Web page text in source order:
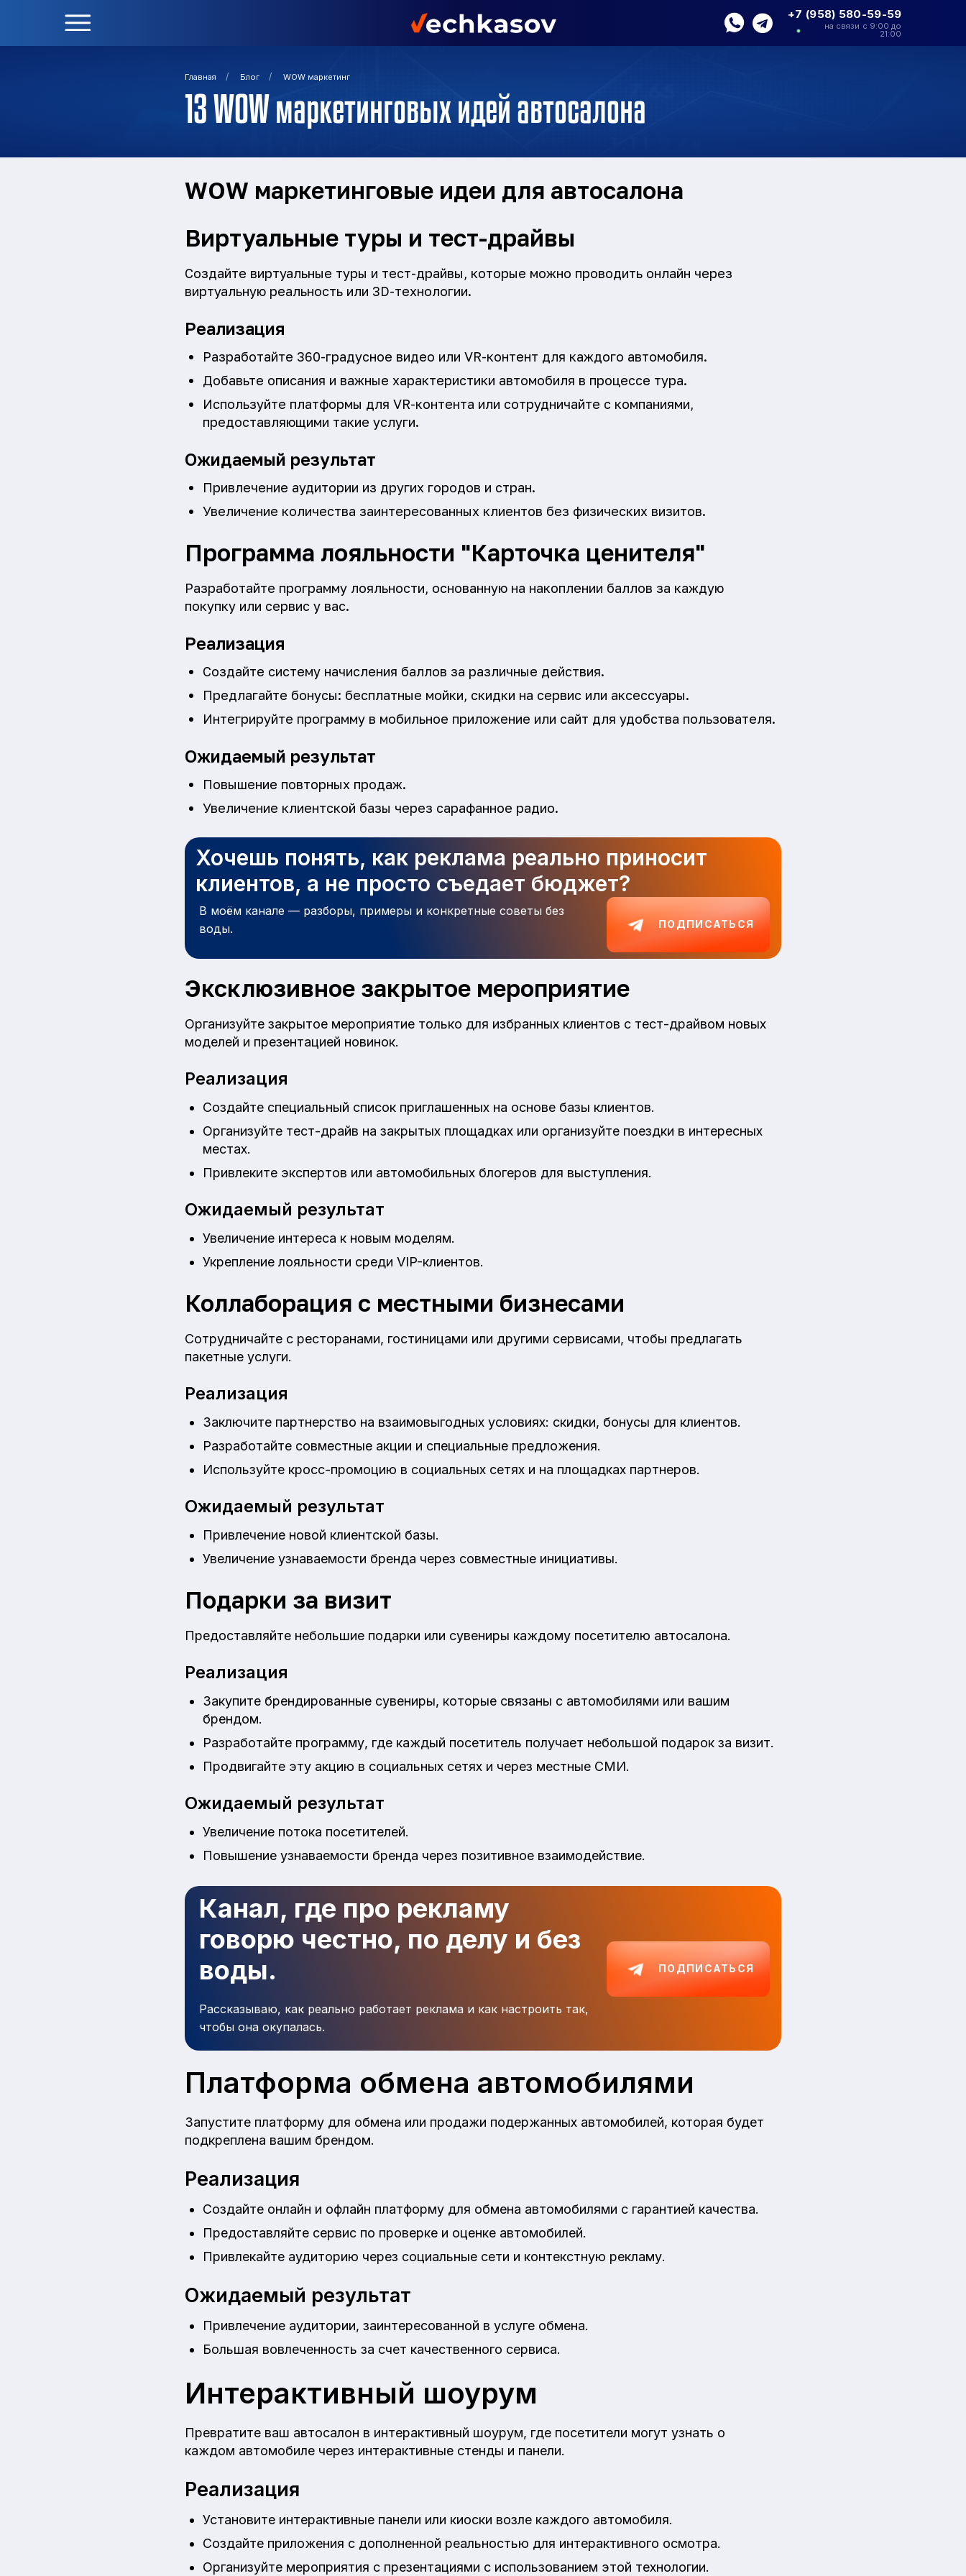
+7 (958) 580-59-59
на связи с 9:00 до
21:00
Главная / Блог / WOW маркетинг
13 WOW маркетинговых идей автосалона
WOW маркетинговые идеи для автосалона
Виртуальные туры и тест-драйвы
Создайте виртуальные туры и тест-драйвы, которые можно проводить онлайн через
виртуальную реальность или 3D-технологии.
Реализация
Разработайте 360-градусное видео или VR-контент для каждого автомобиля.
Добавьте описания и важные характеристики автомобиля в процессе тура.
Используйте платформы для VR-контента или сотрудничайте с компаниями,
предоставляющими такие услуги.
Ожидаемый результат
Привлечение аудитории из других городов и стран.
Увеличение количества заинтересованных клиентов без физических визитов.
Программа лояльности "Карточка ценителя"
Разработайте программу лояльности, основанную на накоплении баллов за каждую
покупку или сервис у вас.
Реализация
Создайте систему начисления баллов за различные действия.
Предлагайте бонусы: бесплатные мойки, скидки на сервис или аксессуары.
Интегрируйте программу в мобильное приложение или сайт для удобства пользователя.
Ожидаемый результат
Повышение повторных продаж.
Увеличение клиентской базы через сарафанное радио.
Хочешь понять, как реклама реально приносит
клиентов, а не просто съедает бюджет?
В моём канале — разборы, примеры и конкретные советы без
воды.
ПОДПИСАТЬСЯ
Эксклюзивное закрытое мероприятие
Организуйте закрытое мероприятие только для избранных клиентов с тест-драйвом новых
моделей и презентацией новинок.
Реализация
Создайте специальный список приглашенных на основе базы клиентов.
Организуйте тест-драйв на закрытых площадках или организуйте поездки в интересных
местах.
Привлеките экспертов или автомобильных блогеров для выступления.
Ожидаемый результат
Увеличение интереса к новым моделям.
Укрепление лояльности среди VIP-клиентов.
Коллаборация с местными бизнесами
Сотрудничайте с ресторанами, гостиницами или другими сервисами, чтобы предлагать
пакетные услуги.
Реализация
Заключите партнерство на взаимовыгодных условиях: скидки, бонусы для клиентов.
Разработайте совместные акции и специальные предложения.
Используйте кросс-промоцию в социальных сетях и на площадках партнеров.
Ожидаемый результат
Привлечение новой клиентской базы.
Увеличение узнаваемости бренда через совместные инициативы.
Подарки за визит
Предоставляйте небольшие подарки или сувениры каждому посетителю автосалона.
Реализация
Закупите брендированные сувениры, которые связаны с автомобилями или вашим
брендом.
Разработайте программу, где каждый посетитель получает небольшой подарок за визит.
Продвигайте эту акцию в социальных сетях и через местные СМИ.
Ожидаемый результат
Увеличение потока посетителей.
Повышение узнаваемости бренда через позитивное взаимодействие.
Канал, где про рекламу
говорю честно, по делу и без
воды.
Рассказываю, как реально работает реклама и как настроить так,
чтобы она окупалась.
ПОДПИСАТЬСЯ
Платформа обмена автомобилями
Запустите платформу для обмена или продажи подержанных автомобилей, которая будет
подкреплена вашим брендом.
Реализация
Создайте онлайн и офлайн платформу для обмена автомобилями с гарантией качества.
Предоставляйте сервис по проверке и оценке автомобилей.
Привлекайте аудиторию через социальные сети и контекстную рекламу.
Ожидаемый результат
Привлечение аудитории, заинтересованной в услуге обмена.
Большая вовлеченность за счет качественного сервиса.
Интерактивный шоурум
Превратите ваш автосалон в интерактивный шоурум, где посетители могут узнать о
каждом автомобиле через интерактивные стенды и панели.
Реализация
Установите интерактивные панели или киоски возле каждого автомобиля.
Создайте приложения с дополненной реальностью для интерактивного осмотра.
Организуйте мероприятия с презентациями с использованием этой технологии.